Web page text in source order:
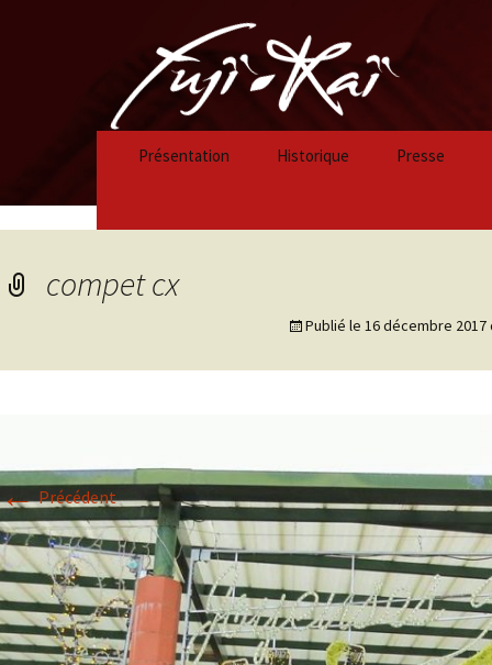
Présentation Historique
Historique 2017-2018
Historique 2016-2017
Historique 2015-2016
Presse
compet cx
Publié le 16 décembre 2017
←Précédent